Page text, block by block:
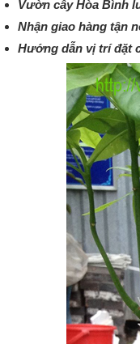
Vườn cây Hòa Bình
Nhận giao hàng tận
Hướng dẫn vị trí đặt